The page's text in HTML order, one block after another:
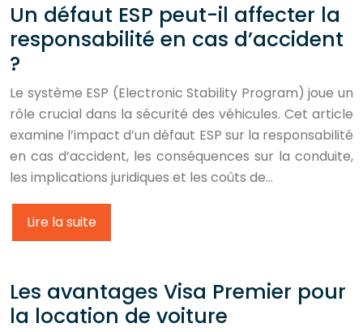
Un défaut ESP peut-il affecter la
responsabilité en cas d’accident
?
Le système ESP (Electronic Stability Program) joue un
rôle crucial dans la sécurité des véhicules. Cet article
examine l’impact d’un défaut ESP sur la responsabilité
en cas d’accident, les conséquences sur la conduite,
les implications juridiques et les coûts de…
Lire la suite
Les avantages Visa Premier pour
la location de voiture